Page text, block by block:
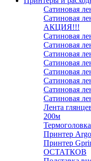
Сатиновая
Сатиновая
АКЦИЯ!!!
Сатиновая
Сатиновая
Сатиновая
Сатиновая
Сатиновая
Сатиновая
Сатиновая
Сатиновая
Лента
200м
Принтер
Принтер
ОСТАТКОВ